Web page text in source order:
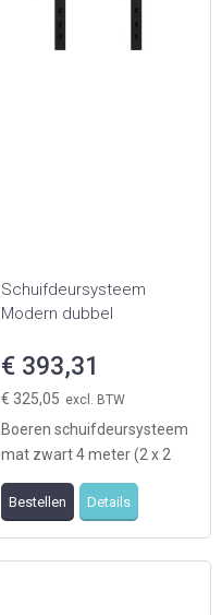
Schuifdeursysteem
Modern dubbel
€ 393,31
€ 325,05
Boeren schuifdeursysteem
mat zwart 4 meter (2 x 2
meter), type Modern,
geschikt voor twee ...
Bestellen Details